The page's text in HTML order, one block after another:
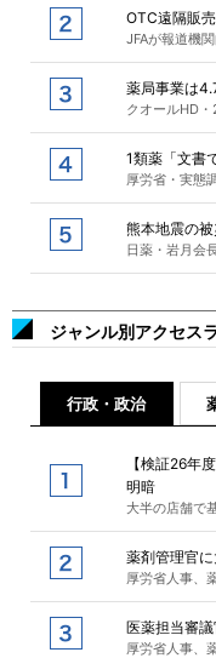
OTC遠隔販
JFAが報道機
薬局事業は
クオールHD
1類薬「文書
厚労省・実態
熊本地震の
日薬・岩月会
ジャンル別アクセス
行政・政治
【検証26年
明暗
大半の店舗で
薬剤管理官
厚労省人事、
医薬担当審
厚労省人事、